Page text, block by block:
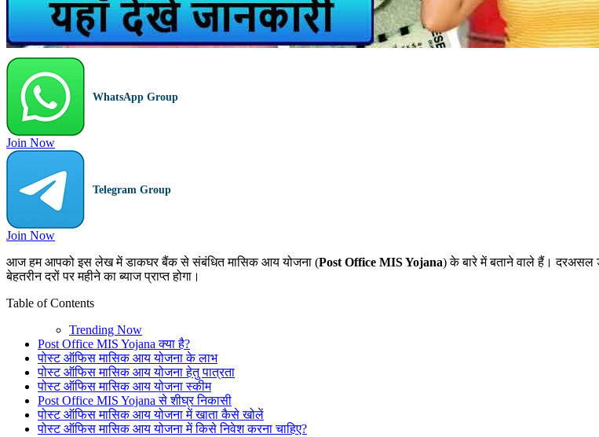
WhatsApp Group
Join Now
Telegram Group
Join Now
आज हम आपको इस लेख में डाकघर बैंक से संबंधित मासिक आय योजना (Post Office MIS Yojana) के बारे में बताने वाले हैं। दरअसल
बेहतरीन दरों पर महीने का ब्याज प्राप्त होगा।
Table of Contents
Trending Now
Post Office MIS Yojana क्या है?
पोस्ट ऑफिस मासिक आय योजना के लाभ
पोस्ट ऑफिस मासिक आय योजना हेतु पात्रता
पोस्ट ऑफिस मासिक आय योजना स्कीम
Post Office MIS Yojana से शीघ्र निकासी
पोस्ट ऑफिस मासिक आय योजना में खाता कैसे खोलें
पोस्ट ऑफिस मासिक आय योजना में किसे निवेश करना चाहिए?